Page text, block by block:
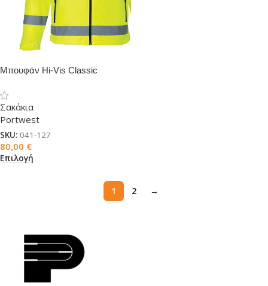
Μπουφάν Hi-Vis Classic
Σακάκια
Portwest
SKU: 041-127
80,00 €
Επιλογή
1 2 →